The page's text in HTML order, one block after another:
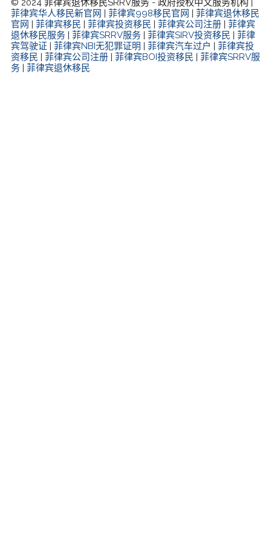
© 2024 菲律宾退休移民SRRV服务 - 政府授权中文服务机构 |
菲律宾华人移民新官网 | 菲律宾998移民官网 | 菲律宾退休移民
官网 | 菲律宾移民 | 菲律宾投资移民 | 菲律宾公司注册 | 菲律宾
退休移民服务 | 菲律宾SRRV服务 | 菲律宾SIRV投资移民 | 菲律
宾驾驶证 | 菲律宾NBI无犯罪证明 | 菲律宾汽车过户 | 菲律宾投
资移民 | 菲律宾公司注册 | 菲律宾BOI投资移民 | 菲律宾SRRV服
务 | 菲律宾退休移民